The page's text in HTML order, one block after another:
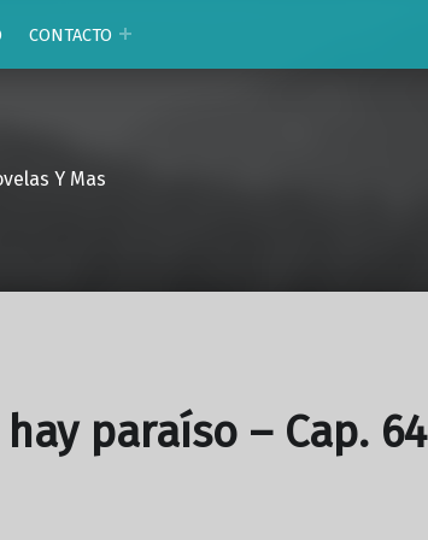
CONTACTO
Y Mas
paraíso – Cap. 64